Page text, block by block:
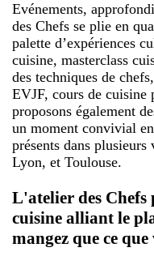
Evénements,
des Chefs se plie en
palette d’expériences
cuisine, masterclass
des techniques de
EVJF, cours de cuisine
proposons également
un moment convivial
présents dans
Lyon, et Toulouse.
L'atelier des Chefs
cuisine alliant le
mangez que ce